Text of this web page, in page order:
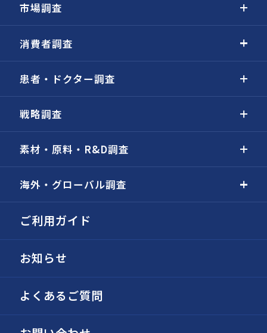
市場調査
消費者調査
患者・ドクター調査
戦略調査
素材・原料・R&D調査
海外・グローバル調査
ご利用ガイド
お知らせ
よくあるご質問